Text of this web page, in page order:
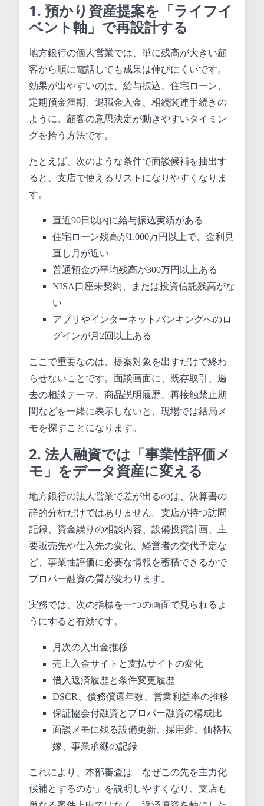
1. 預かり資産提案を「ライフイ
ベント軸」で再設計する
地方銀行の個人営業では、単に残高が大きい顧
客から順に電話しても成果は伸びにくいです。
効果が出やすいのは、給与振込、住宅ローン、
定期預金満期、退職金入金、相続関連手続きの
ように、顧客の意思決定が動きやすいタイミン
グを拾う方法です。
たとえば、次のような条件で面談候補を抽出す
ると、支店で使えるリストになりやすくなりま
す。
直近90日以内に給与振込実績がある
住宅ローン残高が1,000万円以上で、金利見
直し月が近い
普通預金の平均残高が300万円以上ある
NISA口座未契約、または投資信託残高がな
い
アプリやインターネットバンキングへのロ
グインが月2回以上ある
ここで重要なのは、提案対象を出すだけで終わ
らせないことです。面談画面に、既存取引、過
去の相談テーマ、商品説明履歴、再接触禁止期
間などを一緒に表示しないと、現場では結局メ
モを探すことになります。
2. 法人融資では「事業性評価メ
モ」をデータ資産に変える
地方銀行の法人営業で差が出るのは、決算書の
静的分析だけではありません。支店が持つ訪問
記録、資金繰りの相談内容、設備投資計画、主
要販売先や仕入先の変化、経営者の交代予定な
ど、事業性評価に必要な情報を蓄積できるかで
プロパー融資の質が変わります。
実務では、次の指標を一つの画面で見られるよ
うにすると有効です。
月次の入出金推移
売上入金サイトと支払サイトの変化
借入返済履歴と条件変更履歴
DSCR、債務償還年数、営業利益率の推移
保証協会付融資とプロパー融資の構成比
面談メモに残る設備更新、採用難、価格転
嫁、事業承継の記録
これにより、本部審査は「なぜこの先を主力化
候補とするのか」を説明しやすくなり、支店も